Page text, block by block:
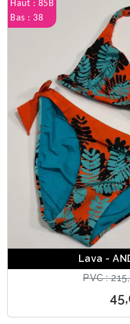
Haut : 85B
Bas : 38
Lava -
PVC :